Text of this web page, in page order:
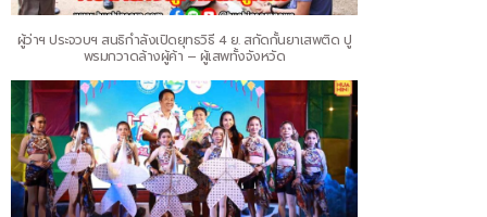
ผู้ว่าฯ ประจวบฯ สนธิกำลังเปิดยุทธวิธี 4 ย. สกัดกั้นยาเสพติด ปู
พรมกวาดล้างผู้ค้า – ผู้เสพทั้งจังหวัด